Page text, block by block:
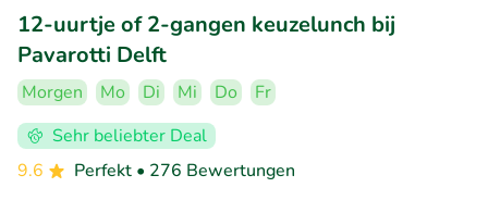
12-uurtje of 2-gangen keuzelunch bij
Pavarotti Delft
Morgen Mo Di Mi Do
Fr
Sehr beliebter Deal
9.6
Perfekt • 276 Bewertungen